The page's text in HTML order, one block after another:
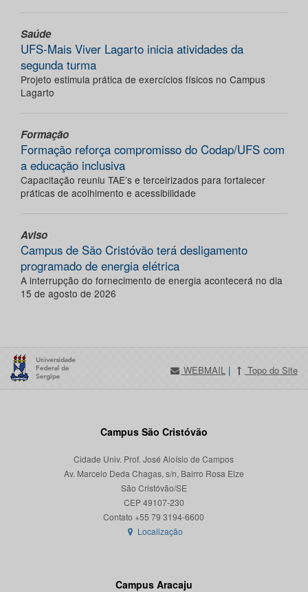
Saúde
UFS-Mais Viver Lagarto inicia atividades da
segunda turma
Projeto estimula prática de exercícios físicos no Campus
Lagarto
Formação
Formação reforça compromisso do Codap/UFS com
a educação inclusiva
Capacitação reuniu TAE’s e terceirizados para fortalecer
práticas de acolhimento e acessibilidade
Aviso
Campus de São Cristóvão terá desligamento
programado de energia elétrica
A interrupção do fornecimento de energia acontecerá no dia
15 de agosto de 2026
WEBMAIL | Topo do Site
Campus São Cristóvão
Cidade Univ. Prof. José Aloísio de Campos
Av. Marcelo Deda Chagas, s/n, Bairro Rosa Elze
São Cristóvão/SE
CEP 49107-230
Localização
Campus Aracaju